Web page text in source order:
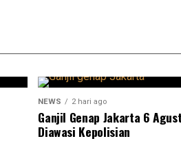
NEWS 2 hari ago
Ganjil Genap Jakarta 6
Diawasi Kepolisian